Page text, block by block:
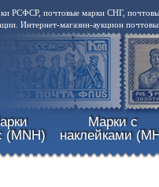
РСФСР, почтовые марки СНГ,
Интернет-магазин-аукцион
(MNH)
Марки с
наклейками